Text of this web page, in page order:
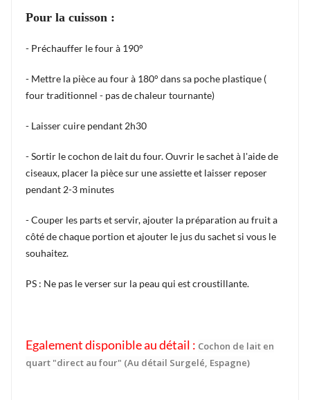
Pour la cuisson :
- Préchauffer le four à 190°
- Mettre la pièce au four à 180° dans sa poche plastique (
four traditionnel - pas de chaleur tournante)
- Laisser cuire pendant 2h30
- Sortir le cochon de lait du four. Ouvrir le sachet à l'aide de
ciseaux, placer la pièce sur une assiette et laisser reposer
pendant 2-3 minutes
- Couper les parts et servir, ajouter la préparation au fruit a
côté de chaque portion et ajouter le jus du sachet si vous le
souhaitez.
PS : Ne pas le verser sur la peau qui est croustillante.
Egalement disponible au détail : Cochon de lait en
quart "direct au four" (Au détail Surgelé, Espagne)